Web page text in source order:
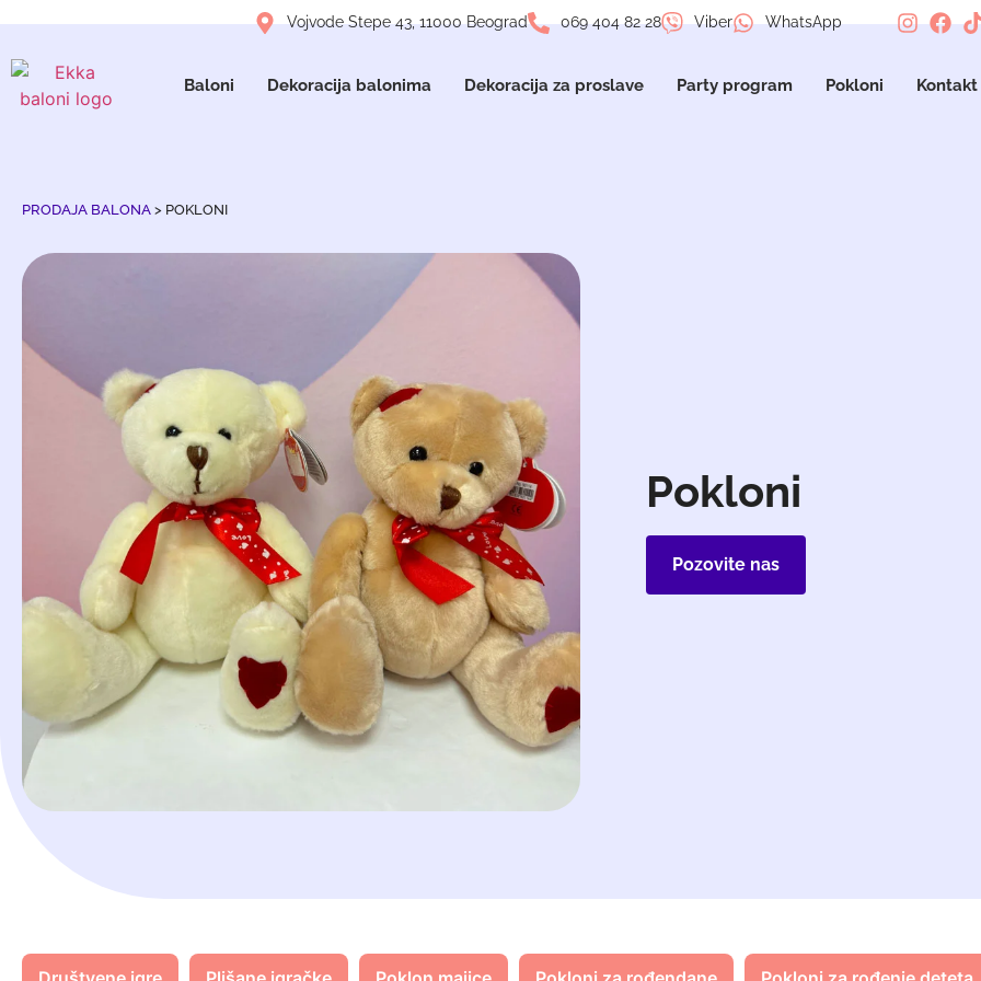
Vojvode Stepe 43, 11000 Beograd 069 404 82 28 Viber WhatsApp
Baloni Dekoracija balonima Dekoracija za proslave Party program Pokloni Kontakt
PRODAJA BALONA > POKLONI
Pokloni
Pozovite nas